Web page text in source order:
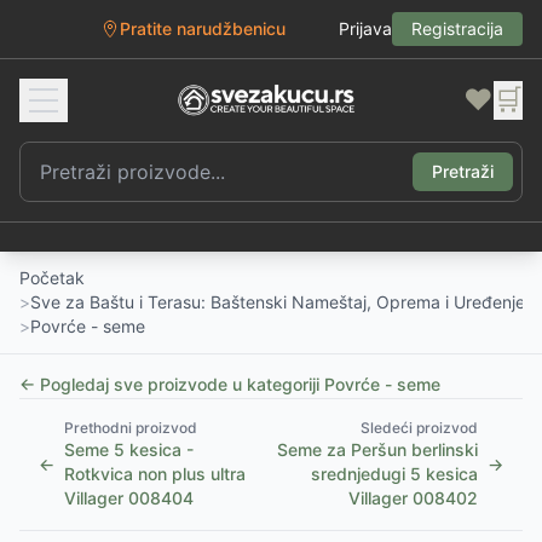
Pratite narudžbenicu Prijava Registracija
❤️ 🛒
Pretraži
Početak
>Sve za Baštu i Terasu: Baštenski Nameštaj, Oprema i Uređenje
>Povrće - seme
← Pogledaj sve proizvode u kategoriji Povrće - seme
←
Prethodni proizvod
Seme 5 kesica -
Rotkvica non plus ultra
Villager 008404
Sledeći proizvod
Seme za Peršun berlinski
srednjedugi 5 kesica
Villager 008402
→